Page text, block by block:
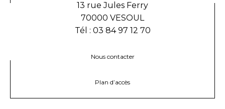
13 rue Jules Ferry
70000 VESOUL
Tél : 03 84 97 12 70
Nous contacter
Plan d’accès